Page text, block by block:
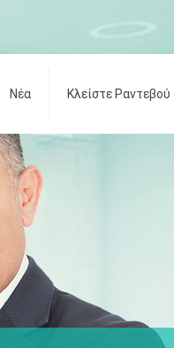
Νέα Κλείστε Ραντεβού